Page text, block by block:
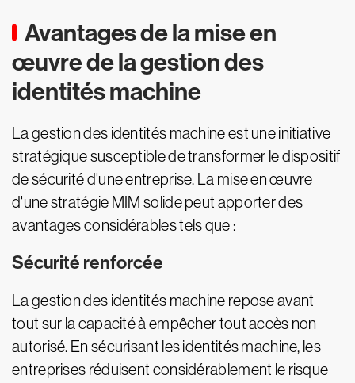
Avantages de la mise en
œuvre de la gestion des
identités machine
La gestion des identités machine est une initiative
stratégique susceptible de transformer le dispositif
de sécurité d'une entreprise. La mise en œuvre
d'une stratégie MIM solide peut apporter des
avantages considérables tels que :
Sécurité renforcée
La gestion des identités machine repose avant
tout sur la capacité à empêcher tout accès non
autorisé. En sécurisant les identités machine, les
entreprises réduisent considérablement le risque